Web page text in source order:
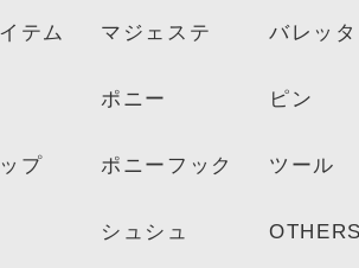
テム
プ
マジェステ
ポニー
ポニーフック
シュシュ
バレッタ
ピン
ツール